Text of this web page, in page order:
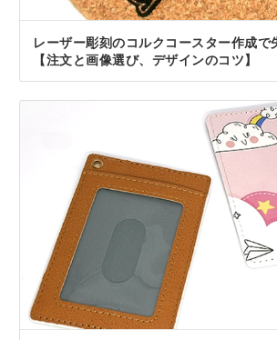
レーザー彫刻のコルクコースター作成で
【注文と画像選び、デザインのコツ】